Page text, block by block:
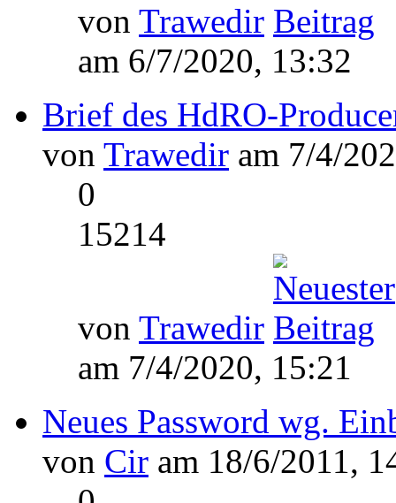
von Trawedir
am 6/7/2020, 13:32
Brief des HdRO-
von Trawedir am 7/4/
0
15214
von Trawedir
am 7/4/2020, 15:21
Neues Password wg.
von Cir am 18/6/2011,